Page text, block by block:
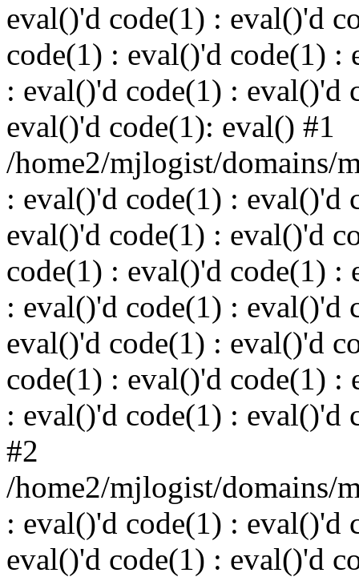
eval()'d code(1) : eval()'d
code(1) : eval()'d code(1) :
: eval()'d code(1) : eval()'d
eval()'d code(1): eval() #1
/home2/mjlogist/domains/
: eval()'d code(1) : eval()'d
eval()'d code(1) : eval()'d
code(1) : eval()'d code(1) :
: eval()'d code(1) : eval()'d
eval()'d code(1) : eval()'d
code(1) : eval()'d code(1) :
: eval()'d code(1) : eval()'d
#2
/home2/mjlogist/domains/
: eval()'d code(1) : eval()'d
eval()'d code(1) : eval()'d